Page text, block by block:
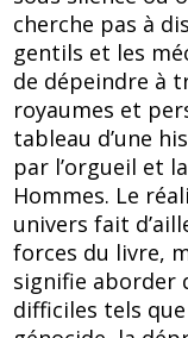
cherche pas à
gentils et les
de dépeindre à
royaumes et
tableau d’une
par l’orgueil et
Hommes. Le
univers fait
forces du livre,
signifie aborder
difficiles tels